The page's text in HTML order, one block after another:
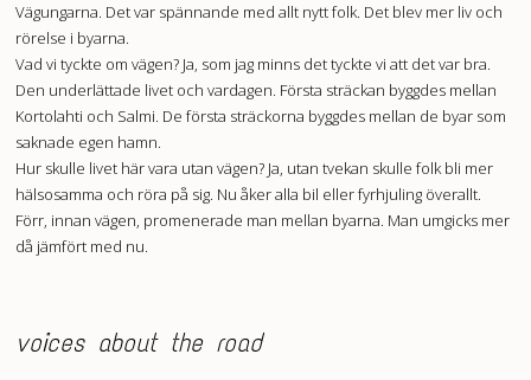
Vägungarna. Det var spännande med allt nytt folk. Det blev mer liv och
rörelse i byarna.
Vad vi tyckte om vägen? Ja, som jag minns det tyckte vi att det var bra.
Den underlättade livet och vardagen. Första sträckan byggdes mellan
Kortolahti och Salmi. De första sträckorna byggdes mellan de byar som
saknade egen hamn.
Hur skulle livet här vara utan vägen? Ja, utan tvekan skulle folk bli mer
hälsosamma och röra på sig. Nu åker alla bil eller fyrhjuling överallt.
Förr, innan vägen, promenerade man mellan byarna. Man umgicks mer
då jämfört med nu.
voices about the road